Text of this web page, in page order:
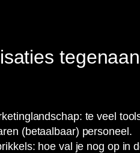
te veel
(betaalbaar) personeel.
hoe val je nog op in